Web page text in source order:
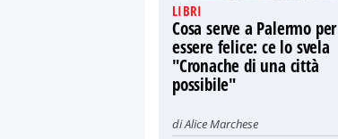
LIBRI
Cosa serve a Palermo per
essere felice: ce lo svela
"Cronache di una città
possibile"
diAlice Marchese